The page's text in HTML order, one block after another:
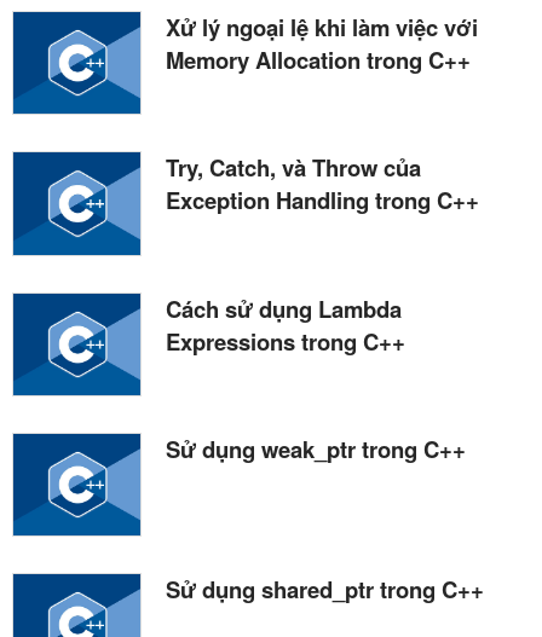
Xử lý ngoại lệ khi làm việc với
Memory Allocation trong C++
Try, Catch, và Throw của
Exception Handling trong C++
Cách sử dụng Lambda
Expressions trong C++
Sử dụng weak_ptr trong C++
Sử dụng shared_ptr trong C++